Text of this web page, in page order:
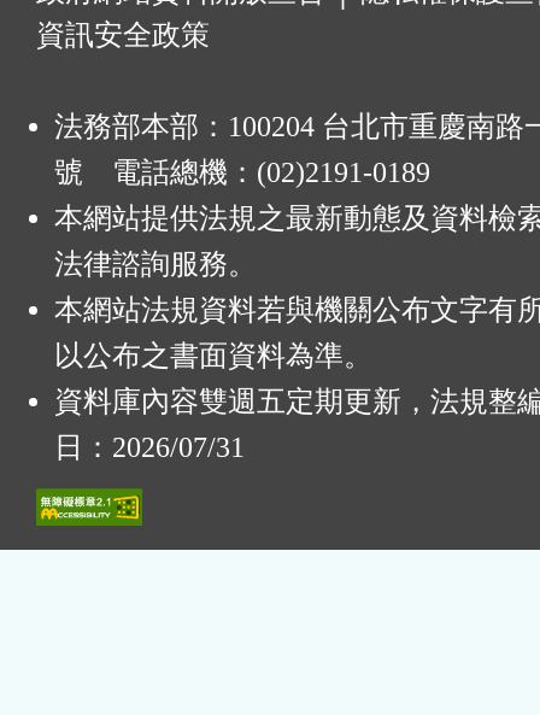
資訊安全政策
法務部本部：100204 台北市重慶南路
號 電話總機：(02)2191-0189
本網站提供法規之最新動態及資料檢
法律諮詢服務。
本網站法規資料若與機關公布文字有
以公布之書面資料為準。
資料庫內容雙週五定期更新，法規整
日：2026/07/31